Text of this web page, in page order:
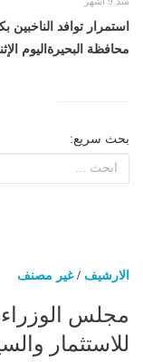
استمرار توافد الناخبين
محافظة البحيرةاليوم الإثنين، 10 نوفمبر 2025
بحث سريع:
الارشيف /غير مصنف
مجلس
للاستثمار